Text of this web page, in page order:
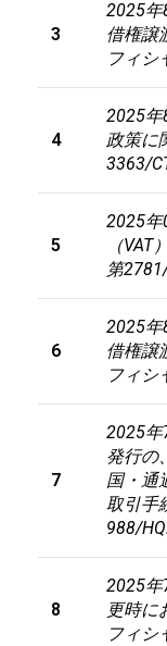
3
2025年
借権譲
フィシ
4
2025年
政策に
3363/
5
2025年
（
第
6
2025年
借権譲
フィシ
7
2025年
発行の
国・通
取引手
988/
8
2025年
更時に
フィシ